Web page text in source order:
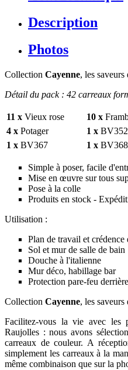
Description
Photos
Collection Cayenne, les saveurs
Détail du pack : 42 carreaux
11 x Vieux rose 10 x
4 x Potager 1 x BV352
1 x BV367 1 x BV368
Simple à poser, facile
Mise en œuvre sur tous
Pose à la colle
Produits en stock -
Utilisation :
Plan de travail et crédence
Sol et mur de salle de bain
Douche à l'italienne
Mur déco, habillage bar
Protection pare-feu
Collection Cayenne, les saveurs
Facilitez-vous la vie avec les
Raujolles : nous avons
carreaux de couleur. A
simplement les carreaux à la
même combinaison que sur la